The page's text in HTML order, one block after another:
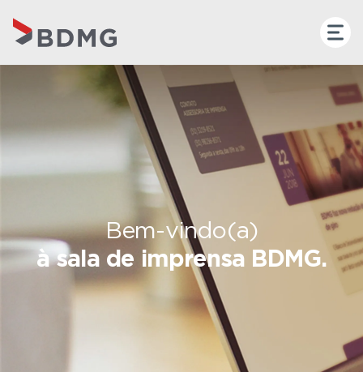
Bem-vindo(a)
à sala de imprensa BDMG.